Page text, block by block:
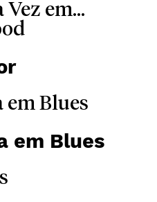
Vez em...
em Blues
em Blues